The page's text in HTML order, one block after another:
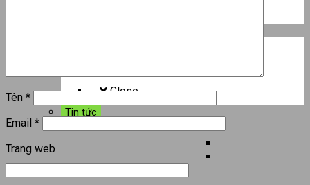
Close
Tin tức
Tên *
Email *
Trang web